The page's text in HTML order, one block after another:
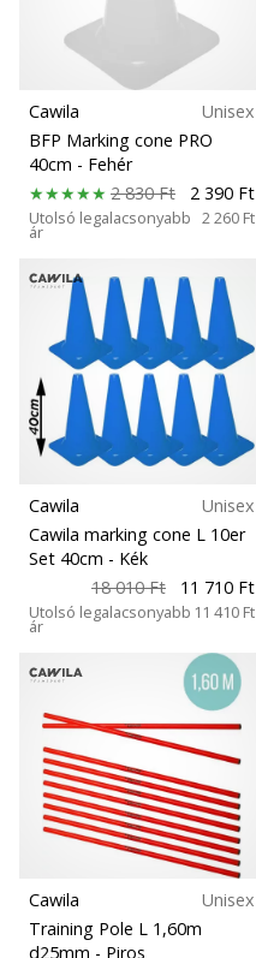
Cawila
Unisex
BFP Marking cone PRO
40cm - Fehér
2 830 Ft
2 390 Ft
Utolsó legalacsonyabb
ár
2 260 Ft
Cawila
Unisex
Cawila marking cone L 10er
Set 40cm - Kék
18 010 Ft
11 710 Ft
Utolsó legalacsonyabb
ár
11 410 Ft
Cawila
Unisex
Training Pole L 1,60m
d25mm - Piros